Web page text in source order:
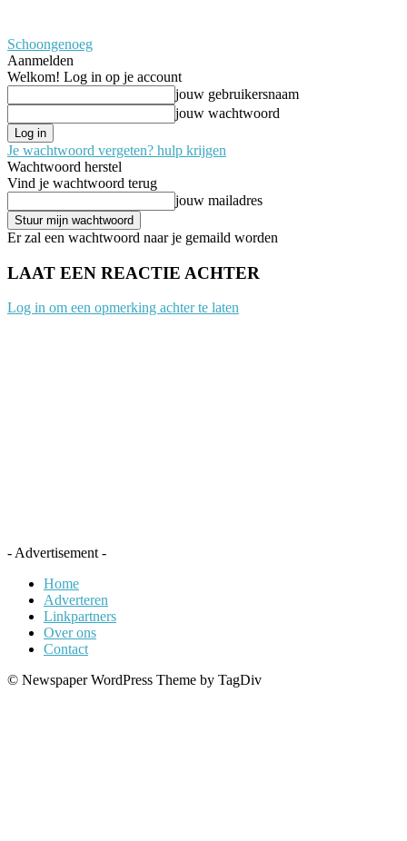
Schoongenoeg
Aanmelden
Welkom! Log in op je account
jouw gebruikersnaam
jouw wachtwoord
Je wachtwoord vergeten? hulp krijgen
Wachtwoord herstel
Vind je wachtwoord terug
jouw mailadres
Er zal een wachtwoord naar je gemaild worden
LAAT EEN REACTIE ACHTER
Log in om een opmerking achter te laten
- Advertisement -
Home
Adverteren
Linkpartners
Over ons
Contact
© Newspaper WordPress Theme by TagDiv